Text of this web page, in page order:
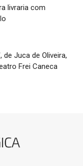
livraria com
de Juca de Oliveira,
Frei Caneca